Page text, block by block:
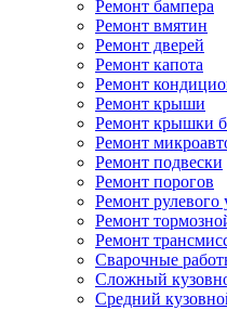
Ремонт бампера
Ремонт вмятин
Ремонт дверей
Ремонт капота
Ремонт
Ремонт крыши
Ремонт крышки
Ремонт
Ремонт подвески
Ремонт порогов
Ремонт рулевого
Ремонт
Ремонт
Сварочные
Сложный
Средний